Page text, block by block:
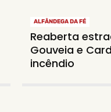
ALFÂNDEGA DA FÉ
Reaberta
Gouveia e
incêndio